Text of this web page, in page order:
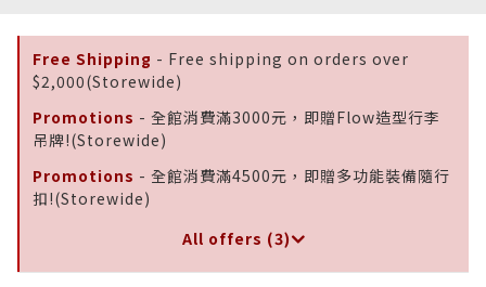
Free Shipping - Free shipping on orders over
$2,000(Storewide)
Promotions - 全館消費滿3000元，即贈Flow造型行李
吊牌!(Storewide)
Promotions - 全館消費滿4500元，即贈多功能裝備隨行
扣!(Storewide)
All offers (3)